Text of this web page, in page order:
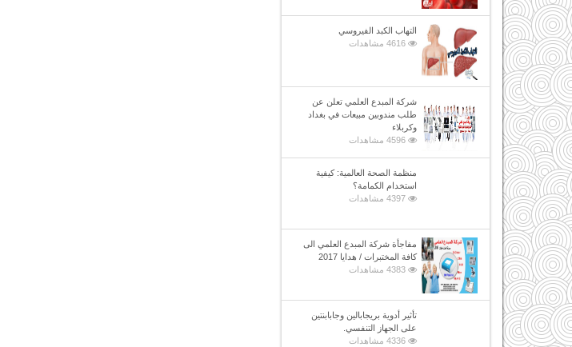
التهاب الكبد الفيروسي
4616 مشاهدات
شركة المبدع العلمي تعلن عن
طلب مندوبين مبيعات في بغداد
وكربلاء
4596 مشاهدات
منظمة الصحة العالمية: كيفية
استخدام الكمامة؟
4397 مشاهدات
مفاجأة شركة المبدع العلمي الى
كافة المختبرات / هدايا 2017
4383 مشاهدات
تأثير أدوية بريجابالين وجابابنتين
على الجهاز التنفسي.
4336 مشاهدات